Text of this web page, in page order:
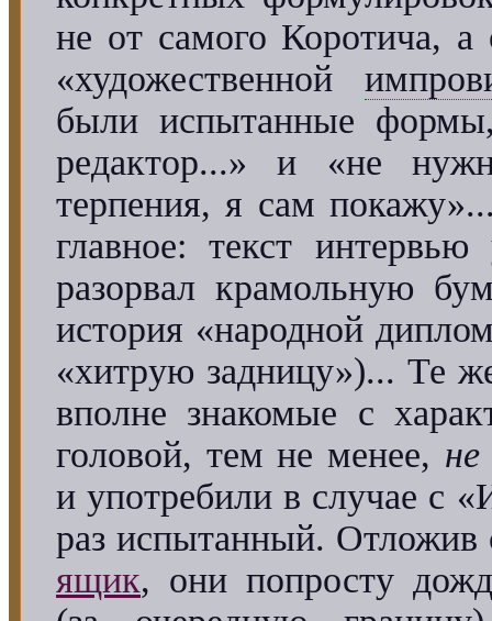
не от самого Коротича, а
«художественной
были испытанные
редактор...» и «не
терпения, я сам
главное: текст
разорвал крамольную
история «народной
«хитрую задницу»)... Те
вполне знакомые с
головой, тем не менее, не
и употребили в случае с
раз испытанный. Отложив
ящик, они попросту